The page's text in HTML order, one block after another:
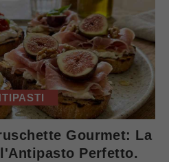
Gourmet: La
Perfetto.